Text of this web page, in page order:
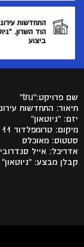
הוד השרון.
ביצוע
שם פרויקט:"tru"
תיאור: התחדשות עירונית, 35 יח"ד הוד השרון. "ניוטאון" –
יזם: "ניוטאון"
מיקום: טרומפלדור 11 הוד השרון
סטטוס: מאוכלס
אדריכל: אייל
קבלן מבצע: